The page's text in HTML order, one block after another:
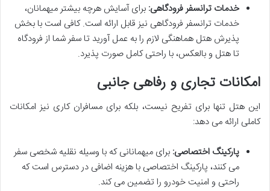
خدمات ترانسفر فرودگاهی: برای آسایش هرچه بیشتر میهمانان،
خدمات ترانسفر فرودگاهی نیز قابل ارائه است. کافی است با بخش
پذیرش هتل هماهنگی لازم را به عمل آورید تا سفر شما از فرودگاه
تا هتل و بالعکس، با راحتی کامل صورت پذیرد.
امکانات تجاری و رفاهی جانبی
این هتل تنها برای تفریح نیست، بلکه برای مسافران کاری نیز امکانات
کاملی ارائه می دهد:
پارکینگ اختصاصی: برای میهمانانی که با وسیله نقلیه شخصی سفر
می کنند، پارکینگ اختصاصی با هزینه اضافی در دسترس است که
راحتی و امنیت خودرو را تضمین می کند.